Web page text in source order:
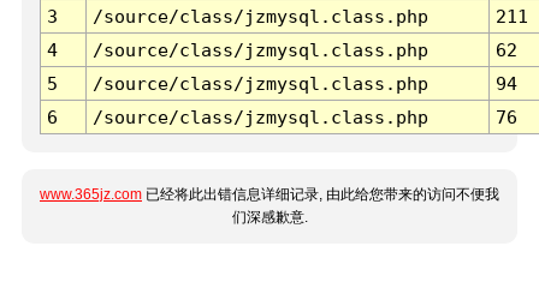
3 /source/class/jzmysql.class.php
211
4
/source/class/jzmysql.class.php
62
5
/source/class/jzmysql.class.php
94
6
/source/class/jzmysql.class.php 76
www.365jz.com 已经将此出错信息详细记录, 由此给您带来的访问不便我
们深感歉意.